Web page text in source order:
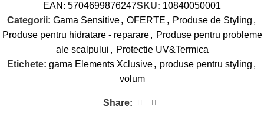
EAN: 5704699876247SKU: 10840050001
Categorii: Gama Sensitive, OFERTE , Produse de Styling ,
Produse pentru hidratare - reparare , Produse pentru probleme
ale scalpului , Protectie UV&Termica
Etichete: gama Elements Xclusive, produse pentru styling ,
volum
Share: